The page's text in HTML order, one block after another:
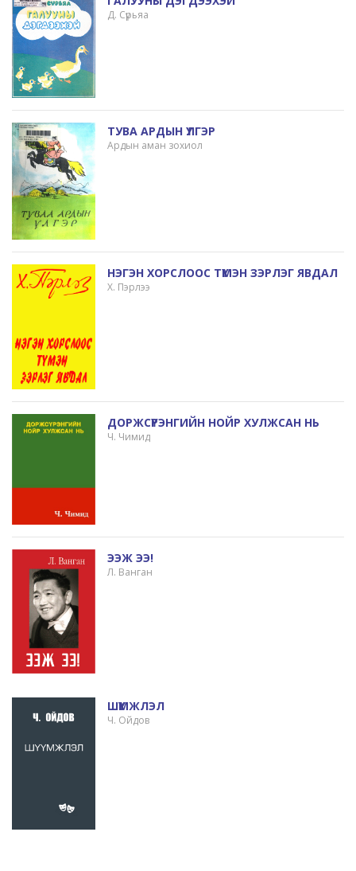
Д. Сүрьяа
ТУВА АРДЫН ҮЛГЭР
Ардын аман зохиол
НЭГЭН ХОРСЛООС ТҮМЭН ЗЭРЛЭГ ЯВДАЛ
Х. Пэрлээ
ДОРЖСҮРЭНГИЙН НОЙР ХУЛЖСАН НЬ
Ч. Чимид
ЭЭЖ ЭЭ!
Л. Ванган
ШҮҮМЖЛЭЛ
Ч. Ойдов